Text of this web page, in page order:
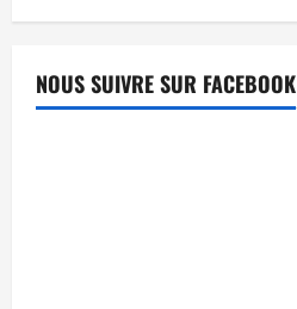
NOUS SUIVRE SUR FACEBOOK